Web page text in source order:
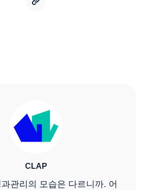
CLAP
관리의 모습은 다르니까. 어